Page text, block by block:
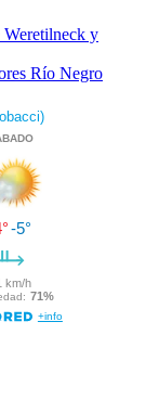
Weretilneck y
Río Negro